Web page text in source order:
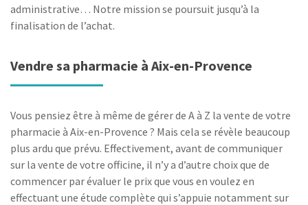
administrative… Notre mission se poursuit jusqu’à la
finalisation de l’achat.
Vendre sa pharmacie à Aix-en-Provence
Vous pensiez être à même de gérer de A à Z la vente de votre
pharmacie à Aix-en-Provence ? Mais cela se révèle beaucoup
plus ardu que prévu. Effectivement, avant de communiquer
sur la vente de votre officine, il n’y a d’autre choix que de
commencer par évaluer le prix que vous en voulez en
effectuant une étude complète qui s’appuie notamment sur